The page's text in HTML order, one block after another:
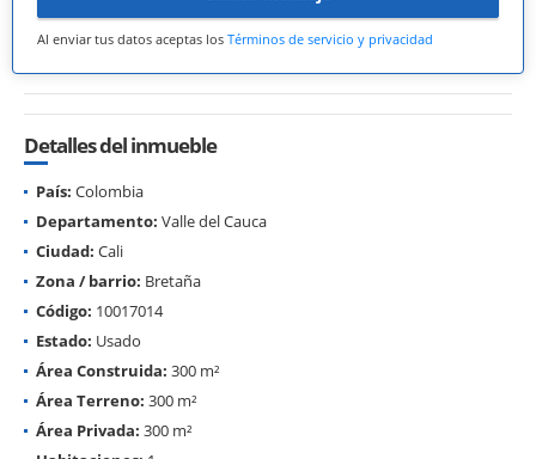
Al enviar tus datos aceptas los Términos de servicio y privacidad
Detalles del inmueble
País: Colombia
Departamento: Valle del Cauca
Ciudad: Cali
Zona / barrio: Bretaña
Código: 10017014
Estado: Usado
Área Construida: 300 m²
Área Terreno: 300 m²
Área Privada: 300 m²